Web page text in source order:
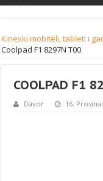
Kineski mobiteli, tableti i
Coolpad F1 8297N T00
COOLPAD F1
Davor 16.